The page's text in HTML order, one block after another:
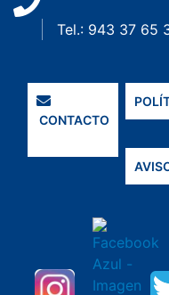
Tel.: 943 37 65
CONTACTO